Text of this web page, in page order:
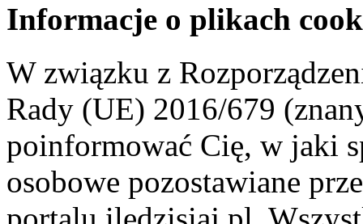
Informacje o plikach
W związku z
Rady (UE) 2016/679
poinformować Cię, w jaki
osobowe pozostawiane